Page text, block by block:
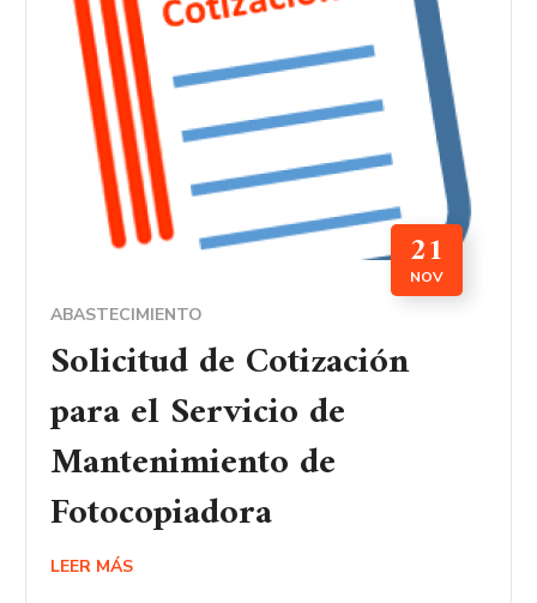
21
NOV
ABASTECIMIENTO
Solicitud de Cotización
para el Servicio de
Mantenimiento de
Fotocopiadora
LEER MÁS